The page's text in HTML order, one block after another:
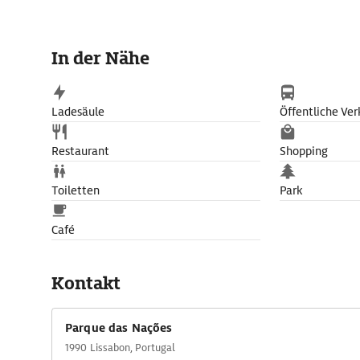
In der Nähe
Ladesäule Öffentliche
Restaurant Shopping
Toiletten Park
Café
Kontakt
Parque das Nações
1990 Lissabon, Portugal